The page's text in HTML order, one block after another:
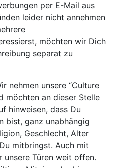
per E-Mail aus
leider nicht annehmen
möchten wir Dich
separat zu
nehmen unsere “Culture
möchten an dieser Stelle
hinweisen, dass Du
bist, ganz unabhängig
Geschlecht, Alter
mitbringst. Auch mit
unsere Türen weit offen.